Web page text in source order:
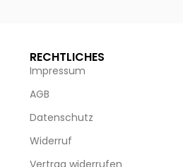
RECHTLICHES
Impressum
AGB
Datenschutz
Widerruf
Vertrag widerrufen